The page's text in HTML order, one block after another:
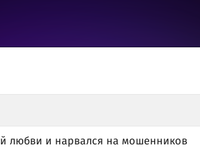
любви и нарвался на мошенников